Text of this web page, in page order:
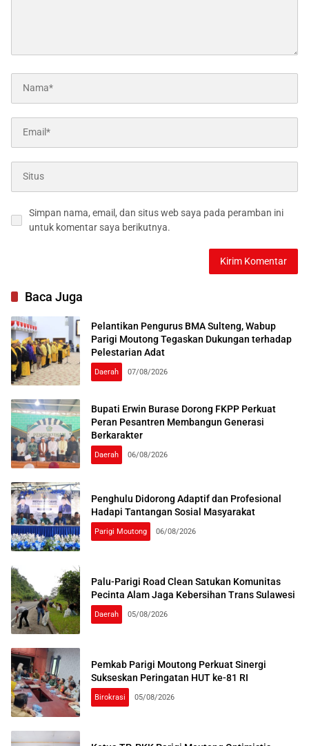
Simpan nama, email, dan situs web saya pada peramban ini
untuk komentar saya berikutnya.
Baca Juga
Pelantikan Pengurus BMA Sulteng, Wabup
Parigi Moutong Tegaskan Dukungan terhadap
Pelestarian Adat
Daerah 07/08/2026
Bupati Erwin Burase Dorong FKPP Perkuat
Peran Pesantren Membangun Generasi
Berkarakter
Daerah 06/08/2026
Penghulu Didorong Adaptif dan Profesional
Hadapi Tantangan Sosial Masyarakat
Parigi Moutong 06/08/2026
Palu-Parigi Road Clean Satukan Komunitas
Pecinta Alam Jaga Kebersihan Trans Sulawesi
Daerah 05/08/2026
Pemkab Parigi Moutong Perkuat Sinergi
Sukseskan Peringatan HUT ke-81 RI
Birokrasi 05/08/2026